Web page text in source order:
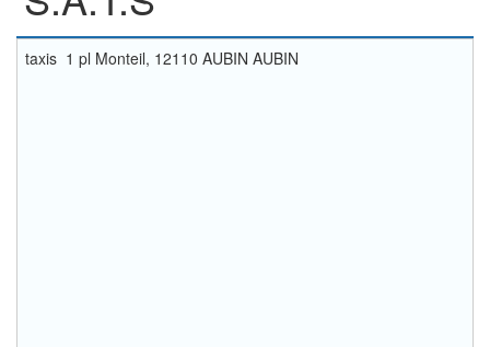
taxis 1 pl Monteil, 12110 AUBIN AUBIN